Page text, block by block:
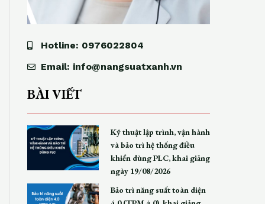
Hotline: 0976022804
Email: info@nangsuatxanh.vn
BÀI VIẾT
Kỹ thuật lập trình, vận hành
và bảo trì hệ thống điều
khiển dùng PLC, khai giảng
ngày 19/08/2026
Bảo trì năng suất toàn diện